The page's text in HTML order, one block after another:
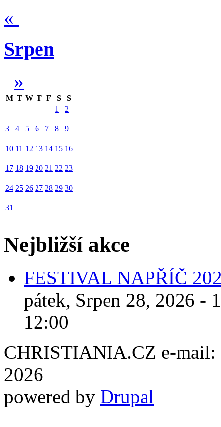
«
Srpen
»
M T W T F S
S
1
2
3 4 5 6 7 8 9
10 11 12 13 14 15 16
17 18 19 20 21 22 23
24 25 26 27 28 29 30
31
Nejbližší akce
FESTIVAL NAPŘÍČ
pátek, Srpen 28, 2026 -
12:00
CHRISTIANIA.CZ e-mail:
2026
powered by Drupal